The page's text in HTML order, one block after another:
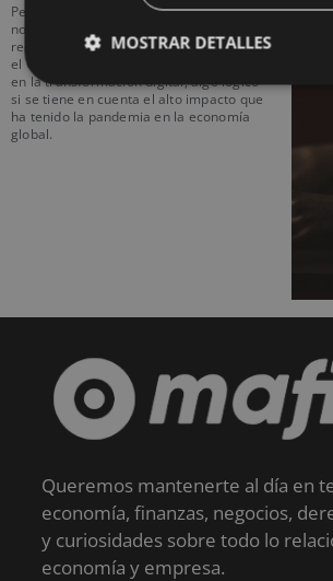
Pese a que los cambios en la era digital
no se han comenzado a dar
recientemente, nadie puede negar que
el COVID ha provocado una aceleración
en la transformación digital, algo lógico
si se tiene en cuenta el alto impacto que
ha tenido la pandemia en la economía
global.
Queremos mantenerte al día en
economía, finanzas, negocios,
y curiosidades sobre todo lo
economía y empresa.
MOSTRAR DETALLES